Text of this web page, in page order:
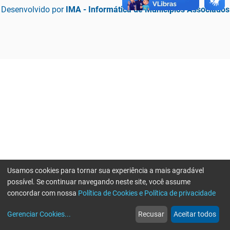
Desenvolvido por IMA - Informática de Municípios Associados
web
Notícias
more_horiz
Mais
Usamos cookies para tornar sua experiência a mais agradável
possível. Se continuar navegando neste site, você assume
concordar com nossa Política de Cookies e Política de privacidade
Gerenciar Cookies... Recusar Aceitar todos
Erro ao enviar informações, por favor tente novamente